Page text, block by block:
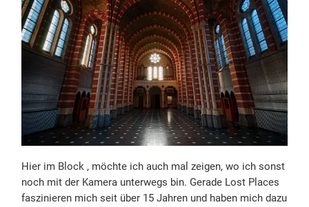
Hier im Block , möchte ich auch mal zeigen, wo ich sonst
noch mit der Kamera unterwegs bin. Gerade Lost Places
faszinieren mich seit über 15 Jahren und haben mich dazu